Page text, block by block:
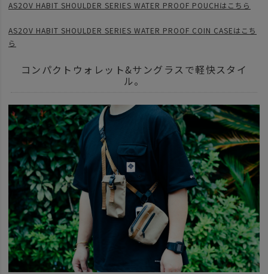
AS2OV HABIT SHOULDER SERIES WATER PROOF POUCHはこちら
AS2OV HABIT SHOULDER SERIES WATER PROOF COIN CASEはこち
ら
コンパクトウォレット&サングラスで軽快スタイ
ル。